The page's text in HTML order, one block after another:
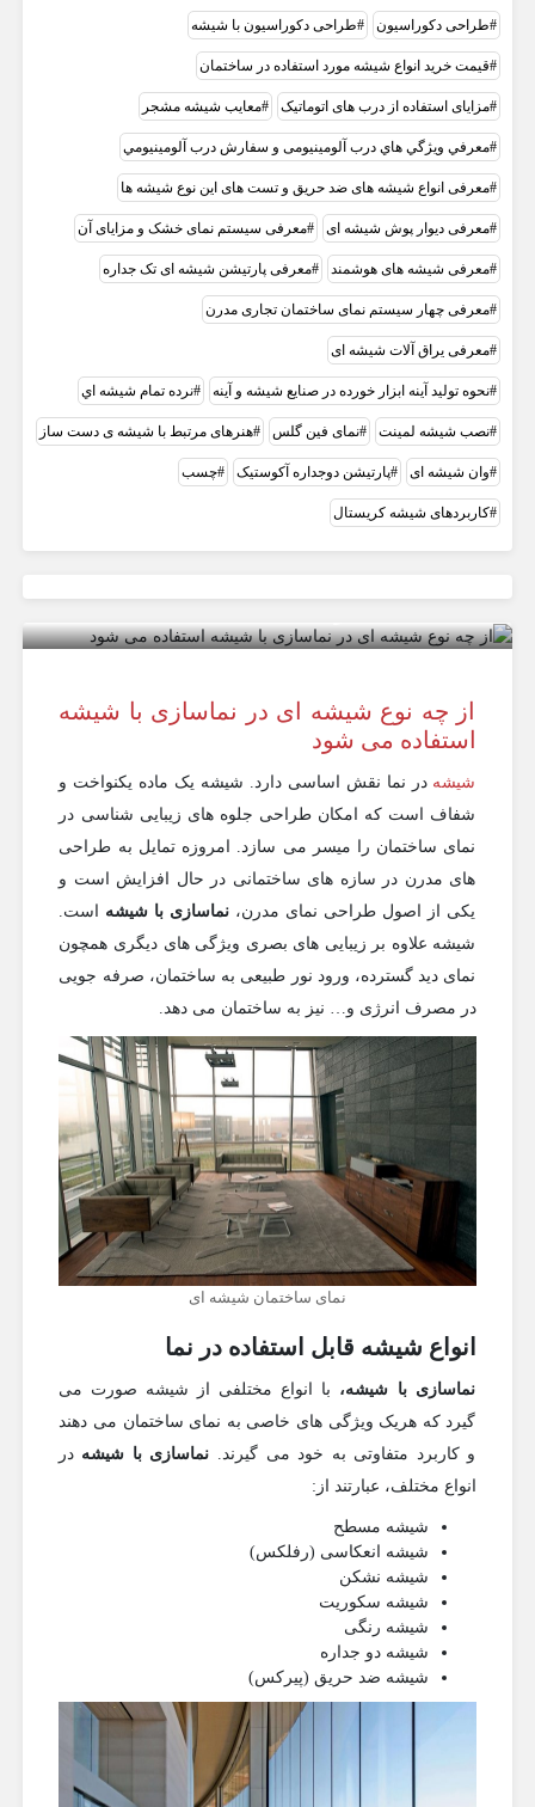
طراحی دکوراسیون طراحی دکوراسیون با شیشه
قیمت خرید انواع شیشه مورد استفاده در ساختمان
مزایای استفاده از درب های اتوماتیک معایب شیشه مشجر
معرفي ويژگي هاي درب آلومینیومی و سفارش درب آلومينيومي
معرفی انواع شیشه های ضد حریق و تست های این نوع شیشه ها
معرفی دیوار پوش شیشه ای معرفی سیستم نمای خشک و مزایای آن
معرفی شیشه های هوشمند معرفی پارتیشن شیشه ای تک جداره
معرفی چهار سیستم نمای ساختمان تجاری مدرن
معرفی یراق آلات شیشه ای
نحوه تولید آینه ابزار خورده در صنایع شیشه و آینه نرده تمام شيشه اي
نصب شیشه لمینت نمای فین گلس هنرهای مرتبط با شیشه ی دست ساز
وان شیشه ای پارتیشن دوجداره آکوستیک چسب
کاربردهای شیشه کریستال
از چه نوع شیشه ای در نماسازی با شیشه
استفاده می شود
شیشهدر نما نقش اساسی دارد. شیشه یک ماده یکنواخت و
شفاف است که امکان طراحی جلوه های زیبایی شناسی در
نمای ساختمان را میسر می سازد. امروزه تمایل به طراحی
های مدرن در سازه های ساختمانی در حال افزایش است و
یکی از اصول طراحی نمای مدرن،نماسازی با شیشهاست.
شیشه علاوه بر زیبایی های بصری ویژگی های دیگری همچون
نمای دید گسترده، ورود نور طبیعی به ساختمان، صرفه جویی
در مصرف انرژی و… نیز به ساختمان می دهد.
نمای ساختمان شیشه ای
انواع شیشه قابل استفاده در نما
نماسازی با شیشه،با انواع مختلفی از شیشه صورت می
گیرد که هریک ویژگی های خاصی به نمای ساختمان می دهند
و کاربرد متفاوتی به خود می گیرند.نماسازی با شیشهدر
انواع مختلف، عبارتند از:
شیشه مسطح
شیشه انعکاسی (رفلکس)
شیشه نشکن
شیشه سکوریت
شیشه رنگی
شیشه دو جداره
شیشه ضد حریق (پیرکس)